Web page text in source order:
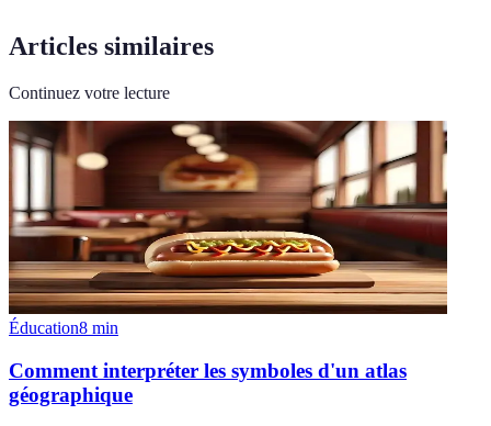
Articles similaires
Continuez votre lecture
Éducation8 min
Comment interpréter les symboles d'un atlas
géographique